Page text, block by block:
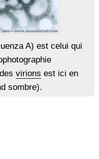
A) est celui qui
virions est ici en
sombre).